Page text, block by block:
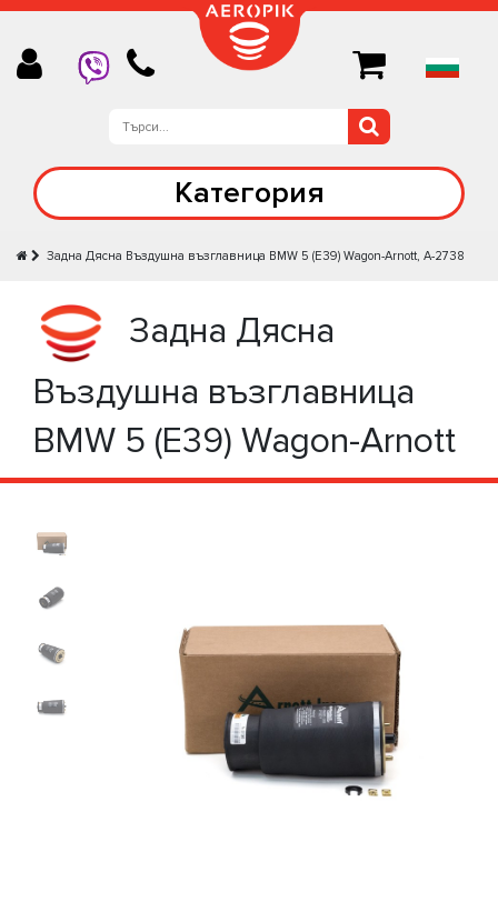
Категория
Задна Дясна Въздушна възглавница BMW 5 (E39) Wagon-Arnott, A-2738
Задна Дясна
Въздушна възглавница
BMW 5 (E39) Wagon-Arnott